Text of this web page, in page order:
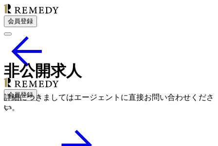
会員登録
会員登録
非公開求人
詳細につきましてはエージェントに直接お問い合わせくださ
い。